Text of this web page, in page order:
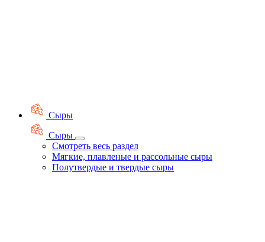
Сыры
Сыры
Смотреть весь раздел
Мягкие, плавленые и рассольные сыры
Полутвердые и твердые сыры